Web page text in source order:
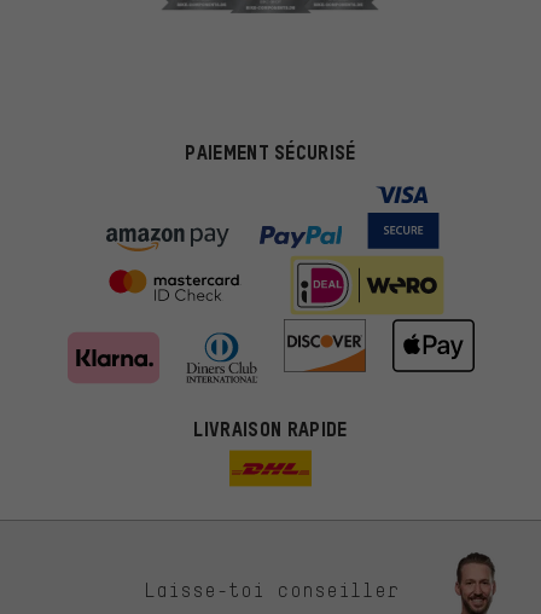
PAIEMENT SÉCURISÉ
LIVRAISON RAPIDE
Laisse-toi conseiller
Des offres plus adaptées